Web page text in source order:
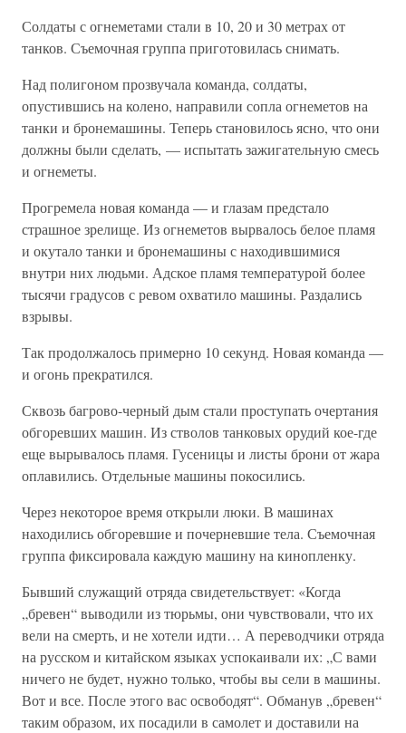
Солдаты с огнеметами стали в 10, 20 и 30 метрах от
танков. Съемочная группа приготовилась снимать.
Над полигоном прозвучала команда, солдаты,
опустившись на колено, направили сопла огнеметов на
танки и бронемашины. Теперь становилось ясно, что они
должны были сделать, — испытать зажигательную смесь
и огнеметы.
Прогремела новая команда — и глазам предстало
страшное зрелище. Из огнеметов вырвалось белое пламя
и окутало танки и бронемашины с находившимися
внутри них людьми. Адское пламя температурой более
тысячи градусов с ревом охватило машины. Раздались
взрывы.
Так продолжалось примерно 10 секунд. Новая команда —
и огонь прекратился.
Сквозь багрово-черный дым стали проступать очертания
обгоревших машин. Из стволов танковых орудий кое-где
еще вырывалось пламя. Гусеницы и листы брони от жара
оплавились. Отдельные машины покосились.
Через некоторое время открыли люки. В машинах
находились обгоревшие и почерневшие тела. Съемочная
группа фиксировала каждую машину на кинопленку.
Бывший служащий отряда свидетельствует: «Когда
„бревен“ выводили из тюрьмы, они чувствовали, что их
вели на смерть, и не хотели идти… А переводчики отряда
на русском и китайском языках успокаивали их: „С вами
ничего не будет, нужно только, чтобы вы сели в машины.
Вот и все. После этого вас освободят“. Обманув „бревен“
таким образом, их посадили в самолет и доставили на